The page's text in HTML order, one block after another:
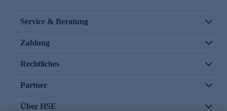
Service & Beratung
Zahlung
Rechtliches
Partner
Über HSE